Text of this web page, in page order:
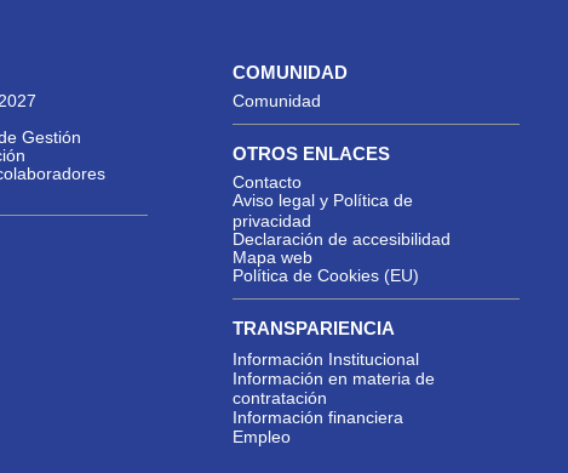
Gestión
COMUNIDAD
Comunidad
OTROS ENLACES
Contacto
Aviso legal y Política de
privacidad
Declaración de accesibilidad
Mapa web
Política de Cookies (EU)
TRANSPARIENCIA
Información Institucional
Información en materia de
contratación
Información financiera
Empleo